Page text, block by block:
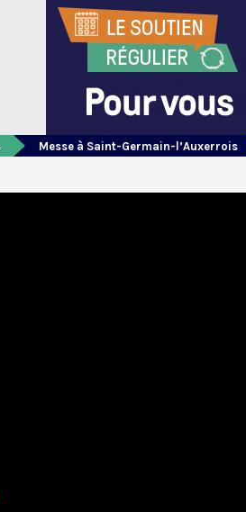
Messe à Saint-Germain-l’Auxerrois